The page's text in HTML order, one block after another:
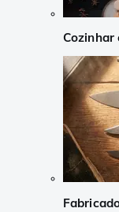
Cozinhar